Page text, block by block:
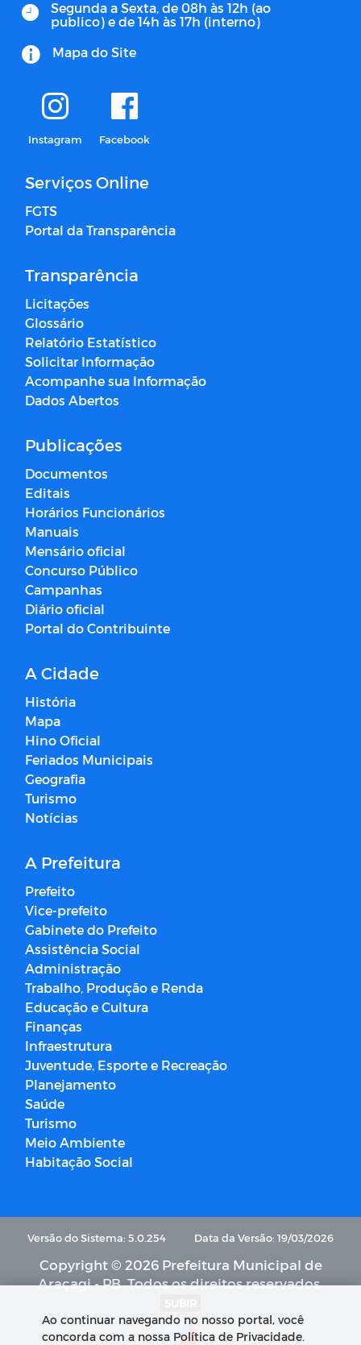
Segunda a Sexta, de 08h às 12h (ao
publico) e de 14h às 17h (interno)
Mapa do Site
Instagram Facebook
Serviços Online
FGTS
Portal da Transparência
Transparência
Licitações
Glossário
Relatório Estatístico
Solicitar Informação
Acompanhe sua Informação
Dados Abertos
Publicações
Documentos
Editais
Horários Funcionários
Manuais
Mensário oficial
Concurso Público
Campanhas
Diário oficial
Portal do Contribuinte
A Cidade
História
Mapa
Hino Oficial
Feriados Municipais
Geografia
Turismo
Notícias
A Prefeitura
Prefeito
Vice-prefeito
Gabinete do Prefeito
Assistência Social
Administração
Trabalho, Produção e Renda
Educação e Cultura
Finanças
Infraestrutura
Juventude, Esporte e Recreação
Planejamento
Saúde
Turismo
Meio Ambiente
Habitação Social
Versão do Sistema: 5.0.254 Data da Versão: 19/03/2026
Copyright © 2026 Prefeitura Municipal de
Araçagi - PB. Todos os direitos reservados.
Ao continuar navegando no nosso portal, você
concorda com a nossa Política de Privacidade.